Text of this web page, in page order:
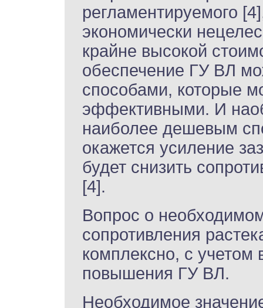
регламентируемого
экономически
крайне высокой
обеспечение ГУ ВЛ
способами, которые
эффективными. И
наиболее дешевым
окажется усиление
будет снизить
[4].
Вопрос о
сопротивления
комплексно, с учетом
повышения ГУ ВЛ.
Необходимое